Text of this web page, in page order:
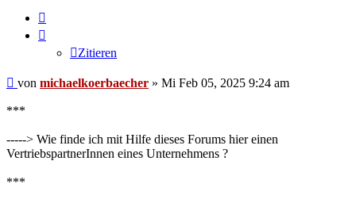
Zitieren
Beitrag
von michaelkoerbaecher » Mi Feb 05, 2025 9:24 am
***
-----> Wie finde ich mit Hilfe dieses Forums hier einen
VertriebspartnerInnen eines Unternehmens ?
***